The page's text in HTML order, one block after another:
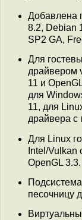
Добавлена
8.2, Debian
SP2 GA,
Для
драйвером
11 и
для
11, для
драйвера с
Для Linux
Intel/Vulkan
OpenGL 3.3.
песочницу